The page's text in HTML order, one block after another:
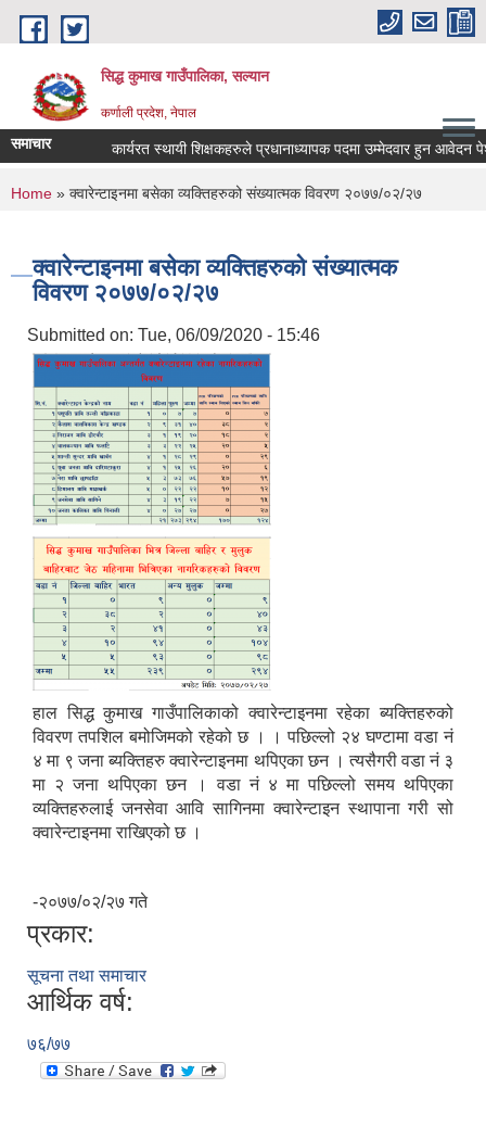
Skip to main content
सिद्ध कुमाख गाउँपालिका, सल्यान
कर्णाली प्रदेश, नेपाल
समाचार कार्यरत स्थायी शिक्षकहरुले प्रधानाध्यापक पदमा उम्मेदवार हुन आवेदन पेश
You are here
Home » क्वारेन्टाइनमा बसेका व्यक्तिहरुको संख्यात्मक विवरण २०७७/०२/२७
क्वारेन्टाइनमा बसेका व्यक्तिहरुको संख्यात्मक
विवरण २०७७/०२/२७
Submitted on: Tue, 06/09/2020 - 15:46
हाल सिद्ध कुमाख गाउँपालिकाको क्वारेन्टाइनमा रहेका ब्यक्तिहरुको
विवरण तपशिल बमोजिमको रहेको छ । । पछिल्लो २४ घण्टामा वडा नं
४ मा ९ जना ब्यक्तिहरु क्वारेन्टाइनमा थपिएका छन । त्यसैगरी वडा नं ३
मा २ जना थपिएका छन । वडा नं ४ मा पछिल्लो समय थपिएका
व्यक्तिहरुलाई जनसेवा आवि सागिनमा क्वारेन्टाइन स्थापाना गरी सो
क्वारेन्टाइनमा राखिएको छ ।
-२०७७/०२/२७ गते
प्रकार:
सूचना तथा समाचार
आर्थिक वर्ष:
७६/७७